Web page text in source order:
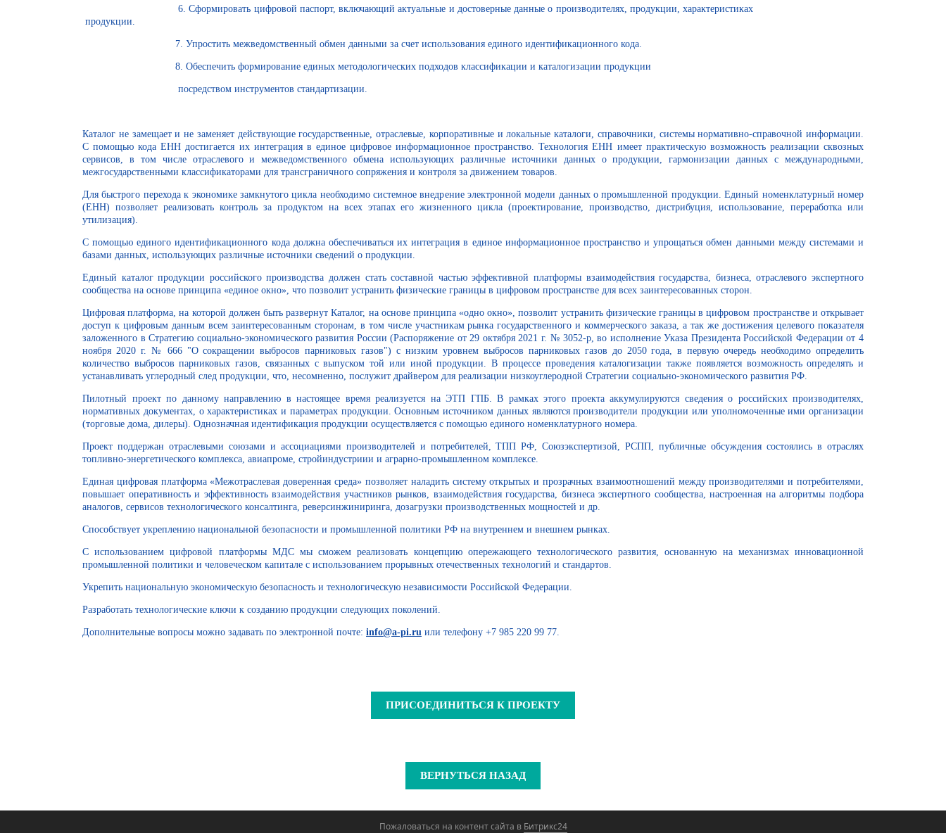
6. Сформировать цифровой паспорт, включающий актуальные и достоверные данные о производителях, продукции, характеристиках
продукции.
7. Упростить межведомственный обмен данными за счет использования единого идентификационного кода.
8. Обеспечить формирование единых методологических подходов классификации и каталогизации продукции
посредством инструментов стандартизации.
Каталог не замещает и не заменяет действующие государственные, отраслевые, корпоративные и локальные каталоги, справочники, системы нормативно-справочной информации.
С помощью кода ЕНН достигается их интеграция в единое цифровое информационное пространство. Технология ЕНН имеет практическую возможность реализации сквозных
сервисов, в том числе отраслевого и межведомственного обмена использующих различные источники данных о продукции, гармонизации данных с международными,
межгосударственными классификаторами для трансграничного сопряжения и контроля за движением товаров.
Для быстрого перехода к экономике замкнутого цикла необходимо системное внедрение электронной модели данных о промышленной продукции. Единый номенклатурный номер
(ЕНН) позволяет реализовать контроль за продуктом на всех этапах его жизненного цикла (проектирование, производство, дистрибуция, использование, переработка или
утилизация).
С помощью единого идентификационного кода должна обеспечиваться их интеграция в единое информационное пространство и упрощаться обмен данными между системами и
базами данных, использующих различные источники сведений о продукции.
Единый каталог продукции российского производства должен стать составной частью эффективной платформы взаимодействия государства, бизнеса, отраслевого экспертного
сообщества на основе принципа «единое окно», что позволит устранить физические границы в цифровом пространстве для всех заинтересованных сторон.
Цифровая платформа, на которой должен быть развернут Каталог, на основе принципа «одно окно», позволит устранить физические границы в цифровом пространстве и открывает
доступ к цифровым данным всем заинтересованным сторонам, в том числе участникам рынка государственного и коммерческого заказа, а так же достижения целевого показателя
заложенного в Стратегию социально-экономического развития России (Распоряжение от 29 октября 2021 г. № 3052-р, во исполнение Указа Президента Российской Федерации от 4
ноября 2020 г. № 666 "О сокращении выбросов парниковых газов") с низким уровнем выбросов парниковых газов до 2050 года, в первую очередь необходимо определить
количество выбросов парниковых газов, связанных с выпуском той или иной продукции. В процессе проведения каталогизации также появляется возможность определять и
устанавливать углеродный след продукции, что, несомненно, послужит драйвером для реализации низкоуглеродной Стратегии социально-экономического развития РФ.
Пилотный проект по данному направлению в настоящее время реализуется на ЭТП ГПБ. В рамках этого проекта аккумулируются сведения о российских производителях,
нормативных документах, о характеристиках и параметрах продукции. Основным источником данных являются производители продукции или уполномоченные ими организации
(торговые дома, дилеры). Однозначная идентификация продукции осуществляется с помощью единого номенклатурного номера.
Проект поддержан отраслевыми союзами и ассоциациями производителей и потребителей, ТПП РФ, Союзэкспертизой, РСПП, публичные обсуждения состоялись в отраслях
топливно-энергетического комплекса, авиапроме, стройиндустриии и аграрно-промышленном комплексе.
Единая цифровая платформа «Межотраслевая доверенная среда» позволяет наладить систему открытых и прозрачных взаимоотношений между производителями и потребителями,
повышает оперативность и эффективность взаимодействия участников рынков, взаимодействия государства, бизнеса экспертного сообщества, настроенная на алгоритмы подбора
аналогов, сервисов технологического консалтинга, реверсинжиниринга, дозагрузки производственных мощностей и др.
Способствует укреплению национальной безопасности и промышленной политики РФ на внутреннем и внешнем рынках.
С использованием цифровой платформы МДС мы сможем реализовать концепцию опережающего технологического развития, основанную на механизмах инновационной
промышленной политики и человеческом капитале с использованием прорывных отечественных технологий и стандартов.
Укрепить национальную экономическую безопасность и технологическую независимости Российской Федерации.
Разработать технологические ключи к созданию продукции следующих поколений.
Дополнительные вопросы можно задавать по электронной почте: info@a-pi.ru или телефону +7 985 220 99 77.
ПРИСОЕДИНИТЬСЯ К ПРОЕКТУ
ВЕРНУТЬСЯ НАЗАД
Пожаловаться на контент cайта в Битрикс24